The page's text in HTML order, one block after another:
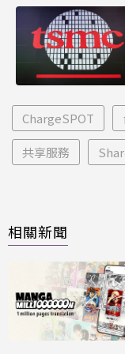
ChargeSPOT
共享服務
相關新聞